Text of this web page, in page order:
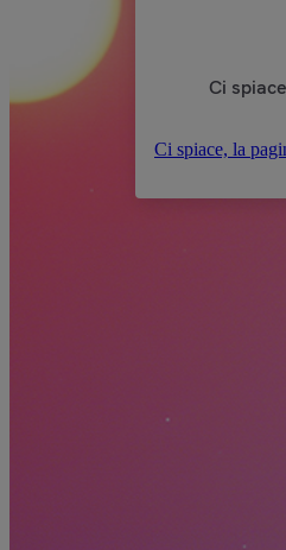
Ci
Ci spiace, la